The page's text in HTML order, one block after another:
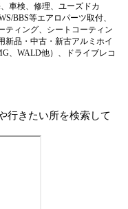
車検、修理、ユーズドカ
BBS等エアロパーツ取付、
ティング、シートコーティン
新品・中古・新古アルミホイ
、WALD他）、ドライブレコ
行きたい所を検索して